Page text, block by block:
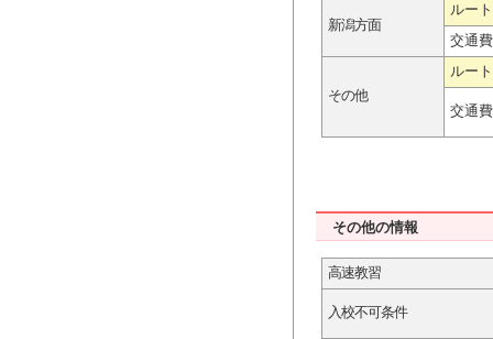
新潟方面
ルート
交通
その他
ルート
交通
その他の情報
高速教習
入校不可条件